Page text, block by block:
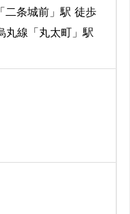
二条城前」駅 徒歩
丸線「丸太町」駅